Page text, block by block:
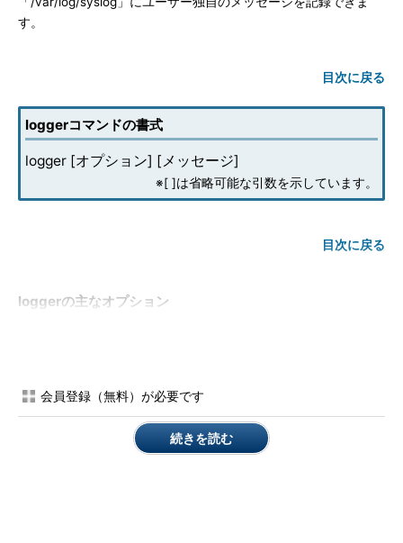
す。
目次に戻る
loggerコマンドの書式
logger [オプション] [メッセージ]
※[ ]は省略可能な引数を示しています。
目次に戻る
loggerの主なオプション
記録する
記録した内容を標準エラー出力にも出力する
--file ファイ
指定したファイルの内容をシステムログに追加
会員登録（無料）が必要です
続きを読む